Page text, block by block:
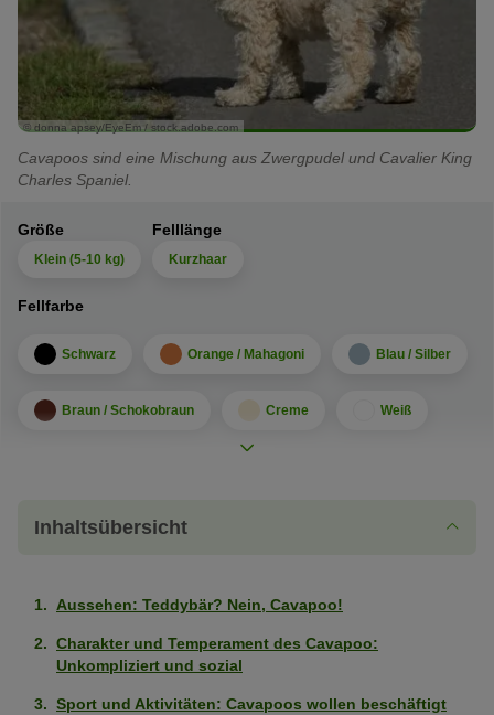
© donna apsey/EyeEm / stock.adobe.com
Cavapoos sind eine Mischung aus Zwergpudel und Cavalier King
Charles Spaniel.
Größe
Klein (5-10 kg)
Felllänge
Kurzhaar
Fellfarbe
Schwarz Orange / Mahagoni Blau / Silber
Braun / Schokobraun Creme Weiß
Charakter
Leicht erziehbar
Sehr
ausgeprägt
Sehr
Inhaltsübersicht
Aussehen: Teddybär? Nein, Cavapoo!
Charakter und Temperament des Cavapoo:
Unkompliziert und sozial
Sport und Aktivitäten: Cavapoos wollen beschäftigt